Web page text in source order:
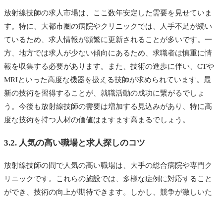
放射線技師の求人市場は、ここ数年安定した需要を見せていま
す。特に、大都市圏の病院やクリニックでは、人手不足が続い
ているため、求人情報が頻繁に更新されることが多いです。一
方、地方では求人が少ない傾向にあるため、求職者は慎重に情
報を収集する必要があります。また、技術の進歩に伴い、CTや
MRIといった高度な機器を扱える技師が求められています。最
新の技術を習得することが、就職活動の成功に繋がるでしょ
う。今後も放射線技師の需要は増加する見込みがあり、特に高
度な技術を持つ人材の価値はますます高まるでしょう。
3.2. 人気の高い職場と求人探しのコツ
放射線技師の間で人気の高い職場は、大手の総合病院や専門ク
リニックです。これらの施設では、多様な症例に対応すること
ができ、技術の向上が期待できます。しかし、競争が激しいた